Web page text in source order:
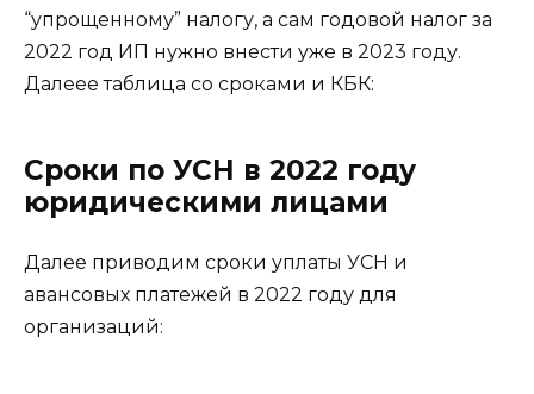
“упрощенному” налогу, а сам годовой налог за
2022 год ИП нужно внести уже в 2023 году.
Далеее таблица со сроками и КБК:
Сроки по УСН в 2022 году
юридическими лицами
Далее приводим сроки уплаты УСН и
авансовых платежей в 2022 году для
организаций: